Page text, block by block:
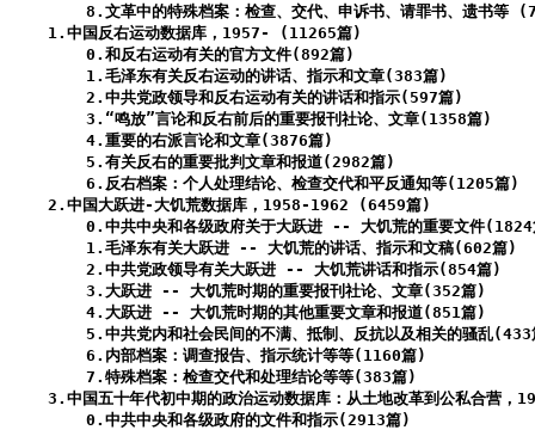
8.文革中的特殊档案：检查、交代、申诉书、请罪书、遗书等
    1.中国反右运动数据库，1957- (11265篇)
        0.和反右运动有关的官方文件(892篇)
        1.毛泽东有关反右运动的讲话、指示和文章(383篇)
        2.中共党政领导和反右运动有关的讲话和指示(597篇)
        3.“鸣放”言论和反右前后的重要报刊社论、文章(1358篇)
        4.重要的右派言论和文章(3876篇)
        5.有关反右的重要批判文章和报道(2982篇)
        6.反右档案：个人处理结论、检查交代和平反通知等(1205篇)
    2.中国大跃进-大饥荒数据库，1958-1962 (6459篇)
0.中共中央和各级政府关于大跃进 -- 大饥荒的重要文件
        1.毛泽东有关大跃进 -- 大饥荒的讲话、指示和文稿(602篇)
        2.中共党政领导有关大跃进 -- 大饥荒讲话和指示(854篇)
        3.大跃进 -- 大饥荒时期的重要报刊社论、文章(352篇)
        4.大跃进 -- 大饥荒时期的其他重要文章和报道(851篇)
5.中共党内和社会民间的不满、抵制、反抗以及相关的骚乱
        6.内部档案：调查报告、指示统计等等(1160篇)
        7.特殊档案：检查交代和处理结论等等(383篇)
3.中国五十年代初中期的政治运动数据库：从土地改革到公私合营
        0.中共中央和各级政府的文件和指示(2913篇)